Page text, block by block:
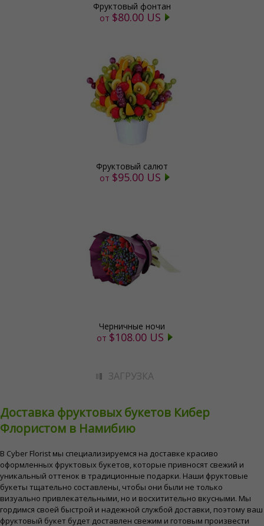
Фруктовый фонтан
от $80.00 US
Фруктовый салют
от $95.00 US
Черничные ночи
от $108.00 US
ЗАГРУЗКА
Доставка фруктовых букетов Кибер
Флористом в Намибию
В Cyber ​​Florist мы специализируемся на доставке красиво
оформленных фруктовых букетов, которые привносят свежий и
уникальный оттенок в традиционные подарки. Наши фруктовые
букеты тщательно составлены, чтобы они были не только
визуально привлекательными, но и восхитительно вкусными. Мы
гордимся своей быстрой и надежной службой доставки, поэтому ваш
фруктовый букет будет доставлен свежим и готовым произвести